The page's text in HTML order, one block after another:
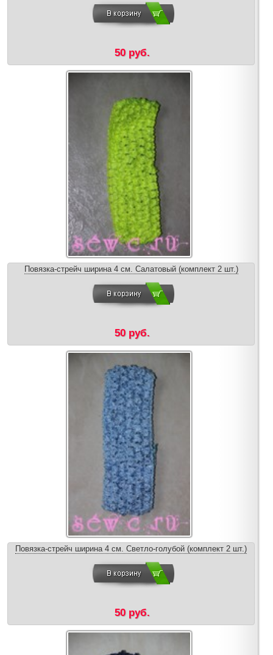
50 руб.
Повязка-стрейч ширина 4 см. Салатовый (комплект 2 шт.)
50 руб.
Повязка-стрейч ширина 4 см. Светло-голубой (комплект 2 шт.)
50 руб.